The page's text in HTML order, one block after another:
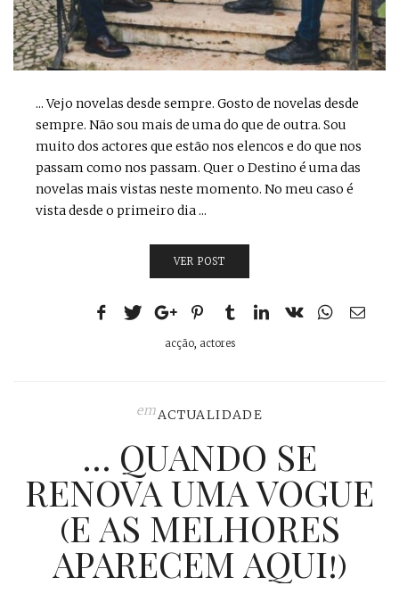
... Vejo novelas desde sempre. Gosto de novelas desde
sempre. Não sou mais de uma do que de outra. Sou
muito dos actores que estão nos elencos e do que nos
passam como nos passam. Quer o Destino é uma das
novelas mais vistas neste momento. No meu caso é
vista desde o primeiro dia ...
VER POST
acção, actores
emACTUALIDADE
… QUANDO SE
RENOVA UMA VOGUE
(E AS MELHORES
APARECEM AQUI!)